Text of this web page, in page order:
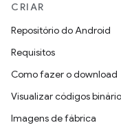
CRIAR
Repositório do Android
Requisitos
Como fazer o download
Visualizar códigos
Imagens de fábrica